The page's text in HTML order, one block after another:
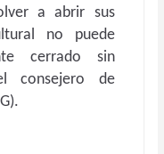
a abrir sus
no puede
cerrado sin
consejero de